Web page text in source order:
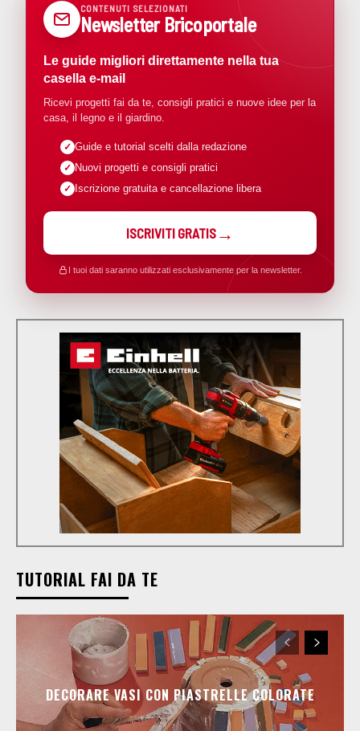
CONTENUTI SELEZIONATI
Newsletter Bricoportale
Le guide migliori direttamente nella tua
casella e-mail
Ricevi progetti fai da te, consigli pratici e nuove idee per la
casa, il legno e il giardino.
Guide e tutorial scelti dalla redazione
Nuovi progetti e consigli pratici
Iscrizione gratuita e cancellazione libera
ISCRIVITI GRATIS
I tuoi dati saranno utilizzati esclusivamente per la newsletter.
TUTORIAL FAI DA TE
DECORARE VASI CON PIASTRELLE COLORATE